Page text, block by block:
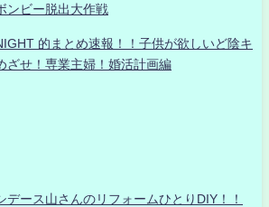
ンビー脱出大作戦
的まとめ速報！！子供が欲しいど陰キ
ざせ！専業主婦！婚活計画編
デース山さんのリフォームひとりDIY！！